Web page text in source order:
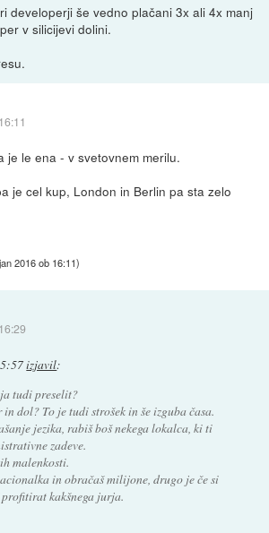
developerji še vedno plačani 3x ali 4x manj
v silicijevi dolini.
je le ena - v svetovnem merilu.
je cel kup, London in Berlin pa sta zelo
2016 ob 16:11)
izjavil:
tudi preselit?
dol? To je tudi strošek in še izguba časa.
jezika, rabiš boš nekega lokalca, ki ti
zadeve.
malenkosti.
in obračaš milijone, drugo je če si
kakšnega jurja.